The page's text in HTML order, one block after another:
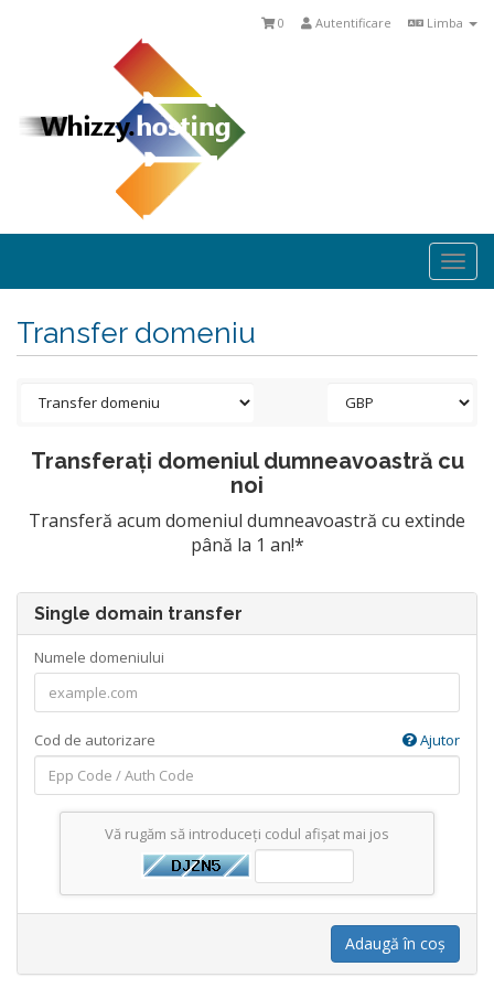
Limba
Autentificare
0
Transfer domeniu
Transferați domeniul dumneavoastră cu
noi
Transferă acum domeniul dumneavoastră cu extinde
până la 1 an!*
Single domain transfer
Numele domeniului
Cod de autorizare Ajutor
Vă rugăm să introduceți codul afișat mai jos
Adaugă în coș